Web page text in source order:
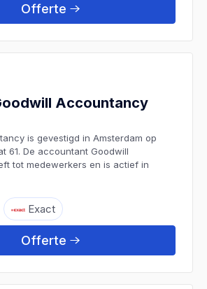
Offerte
Accountancy
is gevestigd in Amsterdam op
61. De accountant Goodwill
tot medewerkers en is actief in
Exact
Offerte